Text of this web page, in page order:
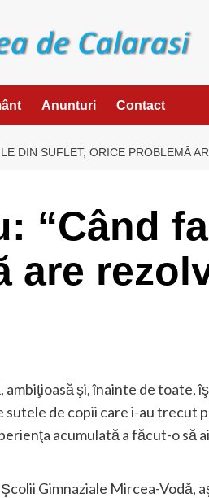
Anunturi Contact
DIN SUFLET, ORICE PROBLEMĂ
“Când
are
ambiţioasă şi, înainte de toate,
de copii care i-au trecut
acumulată a făcut-o să
Gimnaziale Mircea-Vodă,